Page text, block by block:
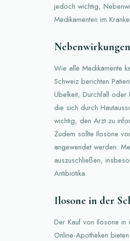
jedoch wichtig,
Medikamenten im
Wie alle Medikamente
Schweiz berichten
Übelkeit, Durchfall oder
die sich durch
wichtig, den Arzt zu
Zudem sollte Ilosone
angewendet werden.
auszuschließen,
Antibiotika.
Ilosone in der
Der Kauf von Ilosone in
Online-Apotheken